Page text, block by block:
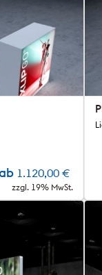
1.120,00 €
zzgl. 19% MwSt.